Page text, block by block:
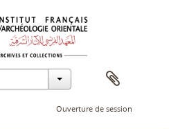
Ouverture de session